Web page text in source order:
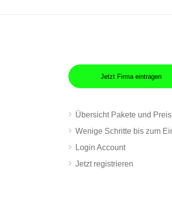
Jetzt Firma eintragen
Übersicht Pakete und
Wenige Schritte bis zum
Login Account
Jetzt registrieren